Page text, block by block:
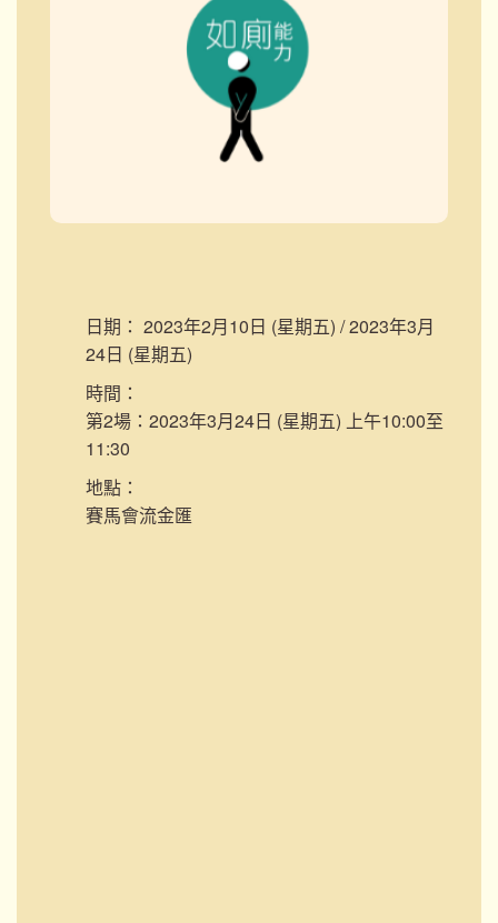
日期： 2023年2月10日 (星期五) / 2023年3月
24日 (星期五)
時間：
第2場：2023年3月24日 (星期五) 上午10:00至
11:30
地點：
賽馬會流金匯